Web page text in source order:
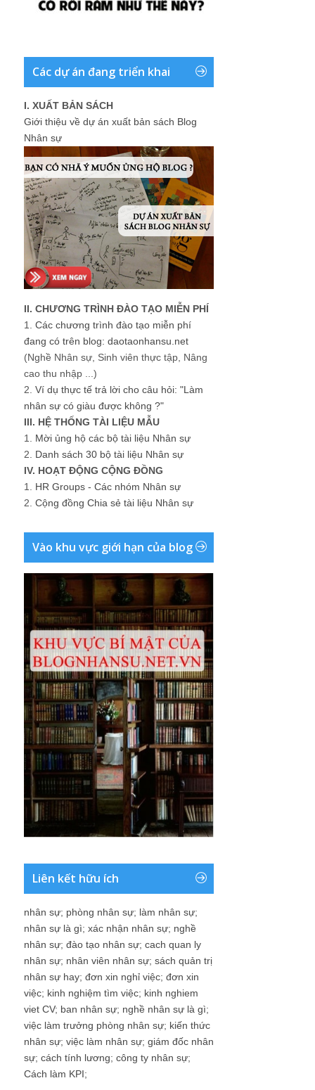
Các dự án đang triển khai
I. XUẤT BẢN SÁCH
Giới thiệu về dự án xuất bản sách Blog
Nhân sự
II. CHƯƠNG TRÌNH ĐÀO TẠO MIỄN PHÍ
1. Các chương trình đào tạo miễn phí
đang có trên blog: daotaonhansu.net
(Nghề Nhân sự, Sinh viên thực tập, Nâng
cao thu nhập ...)
2. Ví dụ thực tế trả lời cho câu hỏi: "Làm
nhân sự có giàu được không ?"
III. HỆ THỐNG TÀI LIỆU MẪU
1. Mời ủng hộ các bộ tài liệu Nhân sự
2. Danh sách 30 bộ tài liệu Nhân sự
IV. HOẠT ĐỘNG CỘNG ĐỒNG
1. HR Groups - Các nhóm Nhân sự
2. Cộng đồng Chia sẻ tài liệu Nhân sự
Vào khu vực giới hạn của blog
Liên kết hữu ích
nhân sự; phòng nhân sự; làm nhân sự;
nhân sự là gì; xác nhận nhân sự; nghề
nhân sự; đào tạo nhân sự; cach quan ly
nhân sự; nhân viên nhân sự; sách quản trị
nhân sự hay; đơn xin nghỉ việc; đơn xin
việc; kinh nghiệm tìm việc; kinh nghiem
viet CV; ban nhân sự; nghề nhân sự là gì;
việc làm trưởng phòng nhân sự; kiến thức
nhân sự; việc làm nhân sự; giám đốc nhân
sự; cách tính lương; công ty nhân sự;
Cách làm KPI;